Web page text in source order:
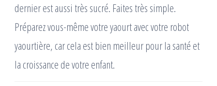
dernier est aussi très sucré. Faites très simple.
Préparez vous-même votre yaourt avec votre robot
yaourtière, car cela est bien meilleur pour la santé et
la croissance de votre enfant.